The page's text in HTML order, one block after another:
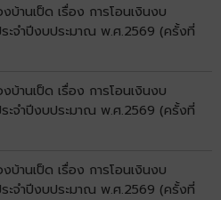
งบ้านเป็ด เรื่อง การโอนเงินงบ
ะจำปีงบประมาณ พ.ศ.2569 (ครั้งที่
งบ้านเป็ด เรื่อง การโอนเงินงบ
ะจำปีงบประมาณ พ.ศ.2569 (ครั้งที่
งบ้านเป็ด เรื่อง การโอนเงินงบ
ะจำปีงบประมาณ พ.ศ.2569 (ครั้งที่